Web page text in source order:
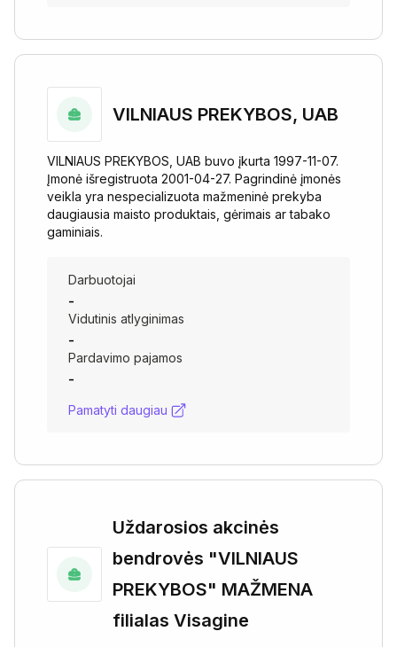
VILNIAUS PREKYBOS, UAB
VILNIAUS PREKYBOS, UAB buvo įkurta 1997-11-07.
Įmonė išregistruota 2001-04-27. Pagrindinė įmonės
veikla yra nespecializuota mažmeninė prekyba
daugiausia maisto produktais, gėrimais ar tabako
gaminiais.
Darbuotojai
-
Vidutinis atlyginimas
-
Pardavimo pajamos
-
Pamatyti daugiau
Uždarosios akcinės
bendrovės "VILNIAUS
PREKYBOS" MAŽMENA
filialas Visagine